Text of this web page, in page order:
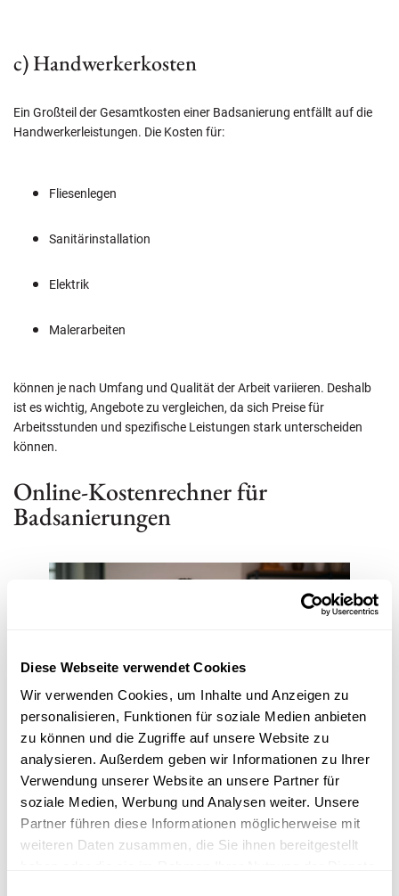
Diese Webseite verwendet Cookies
Wir verwenden Cookies, um Inhalte und Anzeigen zu
personalisieren, Funktionen für soziale Medien anbieten
zu können und die Zugriffe auf unsere Website zu
analysieren. Außerdem geben wir Informationen zu Ihrer
Verwendung unserer Website an unsere Partner für
soziale Medien, Werbung und Analysen weiter. Unsere
Partner führen diese Informationen möglicherweise mit
weiteren Daten zusammen, die Sie ihnen bereitgestellt
c) Handwerkerkosten
Ein Großteil der Gesamtkosten einer Badsanierung entfällt auf die
Handwerkerleistungen. Die Kosten für:
Fliesenlegen
Sanitärinstallation
Elektrik
Malerarbeiten
können je nach Umfang und Qualität der Arbeit variieren. Deshalb
ist es wichtig, Angebote zu vergleichen, da sich Preise für
Arbeitsstunden und spezifische Leistungen stark unterscheiden
können.
Online-Kostenrechner für
Badsanierungen
Was kostet ein neues Badezimmer? Diese Frage lässt sich mithilfe
eines Online-Kostenrechners schnell beantworten. Solche Tools
bieten einen Budgetüberblick und ermöglichen die Kalkulation von
Preisen für Badrenovierungen und Badsanierungen.
Sie verraten die ungefähren Kosten für Ihre individuellen